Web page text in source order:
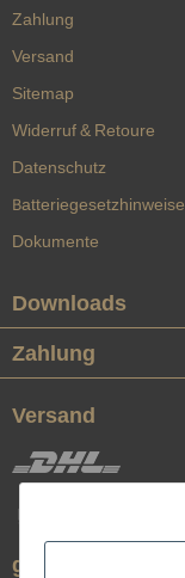
Zahlung
Versand
Sitemap
Widerruf & Retoure
Datenschutz
Batteriegesetzhinweise
Dokumente
Downloads
Zahlung
Versand
geprüfte Qualität